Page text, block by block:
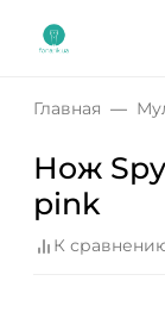
Главная
Нож
pink
К